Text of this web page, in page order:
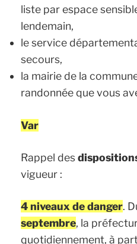
liste par espace
lendemain,
le service
secours,
la mairie de la
randonnée que vous
Var
Rappel des
vigueur :
4 niveaux de danger.
septembre, la
quotidiennement, à